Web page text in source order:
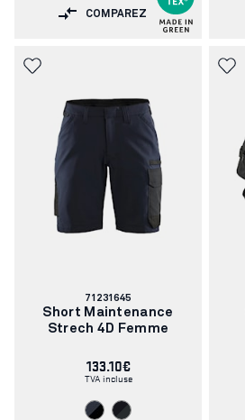
COMPAREZ
Numéro
d'article:
71231645
Short Maintenance
Strech 4D Femme
133.10€
TVA incluse